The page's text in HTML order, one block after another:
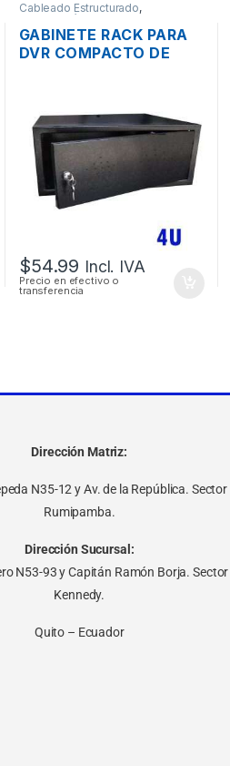
Cableado Estructurado,
Metalmecánicos
GABINETE RACK PARA
DVR COMPACTO DE
$54.99 Incl. IVA
Precio en efectivo o
transferencia
Dirección Matriz:
N35-12 y Av. de la República. Sector
Rumipamba.
Dirección Sucursal:
N53-93 y Capitán Ramón Borja.
Kennedy.
Quito – Ecuador